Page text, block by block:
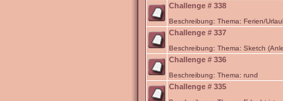
Challenge # 338
Beschreibung: Thema: Ferien/
Challenge # 337
Beschreibung: Thema: Sketch
Challenge # 336
Beschreibung: Thema: rund
Challenge # 335